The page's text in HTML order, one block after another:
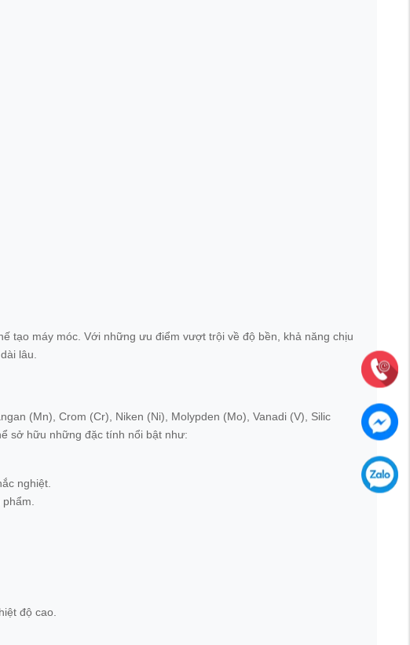
tạo máy móc. Với những ưu điểm vượt trội về độ bền, khả năng chịu
lâu.
(Mn), Crom (Cr), Niken (Ni), Molypden (Mo), Vanadi (V), Silic
sở hữu những đặc tính nổi bật như:
nghiệt.
độ cao.